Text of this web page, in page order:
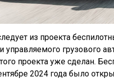
из проекта
управляемого грузового
проекта уже сделан.
2024 года было